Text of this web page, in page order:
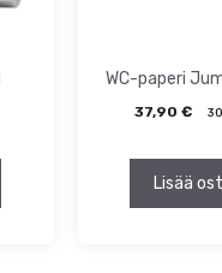
WC-paperi
37,90€
Lisää